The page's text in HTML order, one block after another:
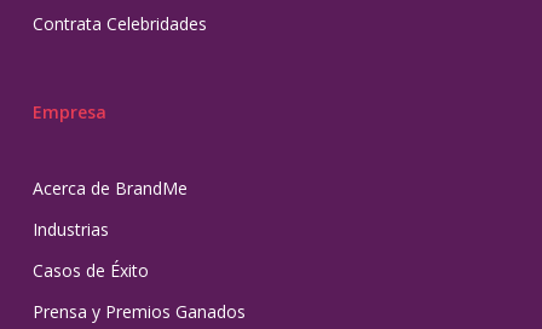
Contrata Celebridades
Empresa
Acerca de BrandMe
Industrias
Casos de Éxito
Prensa y Premios Ganados